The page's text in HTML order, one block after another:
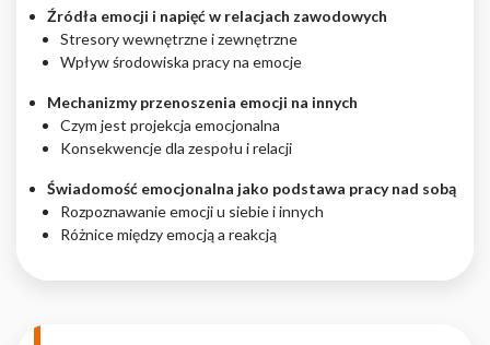
Źródła emocji i napięć w relacjach zawodowych
Stresory wewnętrzne i zewnętrzne
Wpływ środowiska pracy na emocje
Mechanizmy przenoszenia emocji na innych
Czym jest projekcja emocjonalna
Konsekwencje dla zespołu i relacji
Świadomość emocjonalna jako podstawa pracy nad sobą
Rozpoznawanie emocji u siebie i innych
Różnice między emocją a reakcją
Nieklasyfikowane pliki cookie, to pliki, które są w procesie
klasyfikowania, wraz z dostawcami poszczególnych ciasteczek.
Odrzuć
Akceptuj wszystko